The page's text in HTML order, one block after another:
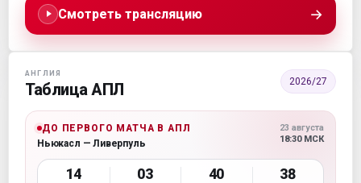
Смотреть трансляцию →
АНГЛИЯ
Таблица АПЛ 2026/27
ДО ПЕРВОГО МАТЧА В АПЛ
Ньюкасл — Ливерпуль
23 августа
18:30 МСК
14 03 40 37